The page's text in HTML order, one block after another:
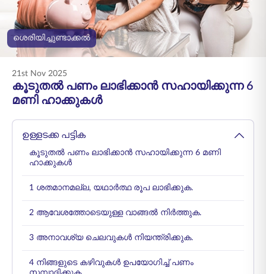
ENGLISH
ഓൺലൈനായി
വാങ്ങുക
പ്രീമിയം അടയ്ക്കുക
ശെരിയിച്ചുണ്ടാക്കൽ
21st Nov 2025
കൂടുതൽ പണം ലാഭിക്കാൻ സഹായിക്കുന്ന 6
മണി ഹാക്കുകൾ
ഉള്ളടക്ക പട്ടിക
കൂടുതൽ പണം ലാഭിക്കാൻ സഹായിക്കുന്ന 6 മണി
ഹാക്കുകൾ
1 ശതമാനമല്ല, യഥാർത്ഥ രൂപ ലാഭിക്കുക.
2 ആവേശത്തോടെയുള്ള വാങ്ങൽ നിർത്തുക.
3 അനാവശ്യ ചെലവുകൾ നിയന്ത്രിക്കുക.
4 നിങ്ങളുടെ കഴിവുകൾ ഉപയോഗിച്ച് പണം